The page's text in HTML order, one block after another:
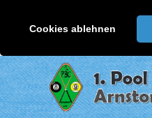
Cookies ablehnen